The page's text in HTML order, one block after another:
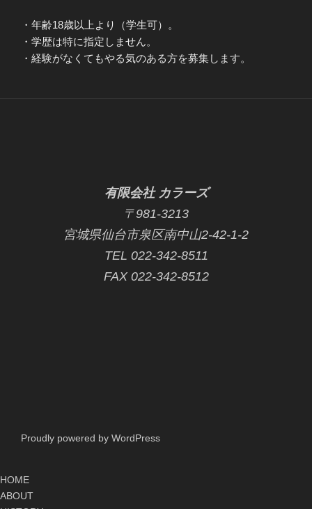
・年齢18歳以上より（学生可）。
・学歴は特に指定しません。
・経験がなくてもやる気のある方を募集します。
有限会社 カラーズ
〒981-3213
宮城県仙台市泉区南中山2-42-1-2
TEL 022-342-8511
FAX 022-342-8512
Proudly powered by WordPress
HOME
ABOUT